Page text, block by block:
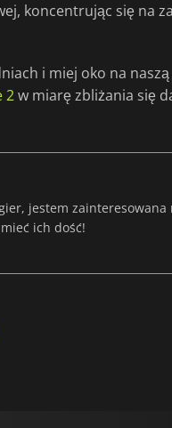
koncentrując się na
i miej oko na naszą
2w miarę zbliżania się
jestem zainteresowana
ich dość!